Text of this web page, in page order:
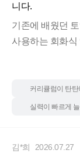
토스에서도 활용
지 않고 자연스
또 원어민들의
니다.
기존에 배웠던
사용하는 회화식
에 한층 더 가까
생님께서 알려
소통의 도구로
커리큘럼이 탄탄
실력이 빠르게
김*희 2026.07.27